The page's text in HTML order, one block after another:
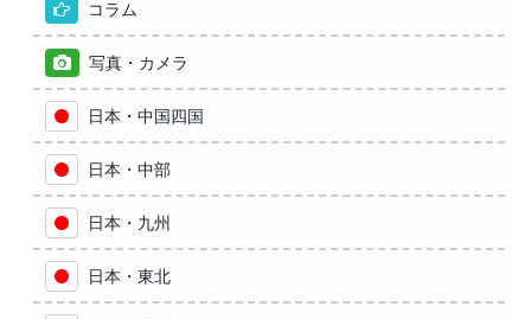
コラム
写真・カメラ
日本・中国四国
日本・中部
日本・九州
日本・東北